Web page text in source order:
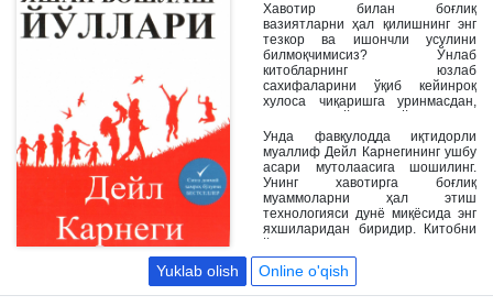
Хавотир билан боғлиқ
вазиятларни ҳал қилишнинг энг
тезкор ва ишончли усулини
билмоқчимисиз? Ўнлаб
китобларнинг юзлаб
сахифаларини ўқиб кейинроқ
хулоса чиқаришга уринмасдан,
мумкин бўлган усулларга
мухтожмисиз?
Унда фавқулодда иқтидорли
муаллиф Дейл Карнегининг ушбу
асари мутолаасига шошилинг.
Унинг хавотирга боғлиқ
муаммоларни ҳал этиш
технологияси дунё миқёсида энг
яхшиларидан биридир. Китобни
мумкинлигига хам амин бўласиз.
Хаётий фаолиятингиз ва
кайфиятингизни юқори даражада
Yuklab olish Online o'qish